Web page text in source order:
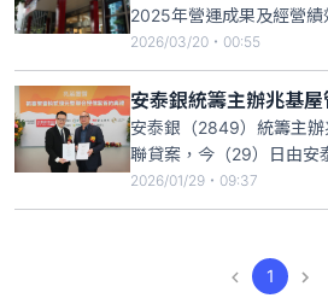
2025年營運成果及經營
淨利15.4億元、年增16%
及資產品質方面，截至
15.55%，第一類資本比率
0.17%、備抵呆帳覆蓋率
2026/03/20・00:55
安泰銀統籌主辦兆基
安泰銀（2849）統籌主
聯貸案，今（29）日由安
行團與兆基屋管董事長李
集10億元，最終以12億元
對兆基屋管營運體質、產
2026/01/29・09:37
1